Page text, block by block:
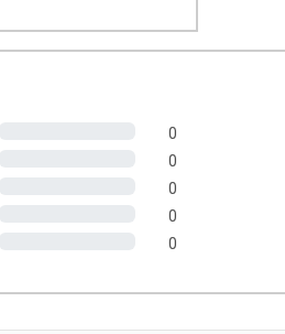
készülnek,
0
0
0
0
0